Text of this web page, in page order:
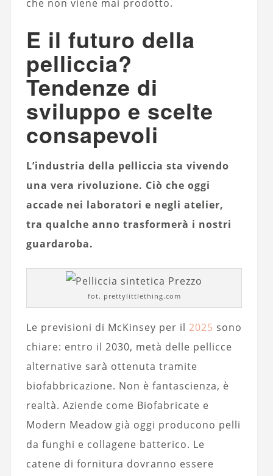
che non viene mai prodotto.
E il futuro della
pelliccia?
Tendenze di
sviluppo e scelte
consapevoli
L’industria della pelliccia sta vivendo
una vera rivoluzione. Ciò che oggi
accade nei laboratori e negli atelier,
tra qualche anno trasformerà i nostri
guardaroba.
fot. prettylittlething.com
Le previsioni di McKinsey per il 2025 sono
chiare: entro il 2030, metà delle pellicce
alternative sarà ottenuta tramite
biofabbricazione. Non è fantascienza, è
realtà. Aziende come Biofabricate e
Modern Meadow già oggi producono pelli
da funghi e collagene batterico. Le
catene di fornitura dovranno essere